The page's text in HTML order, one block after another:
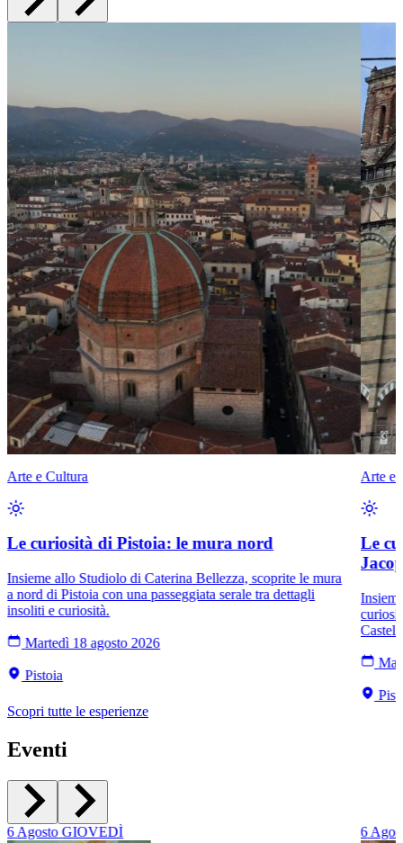
Arte e Cultura
Le curiosità di Pistoia: le mura nord
Insieme allo Studiolo di Caterina Bellezza, scoprite le mura
a nord di Pistoia con una passeggiata serale tra dettagli
insoliti e curiosità.
Martedì 18 agosto 2026
Pistoia
Arte e
Le
Scopri tutte le esperienze
Eventi
6Agosto GIOVEDÌ 6